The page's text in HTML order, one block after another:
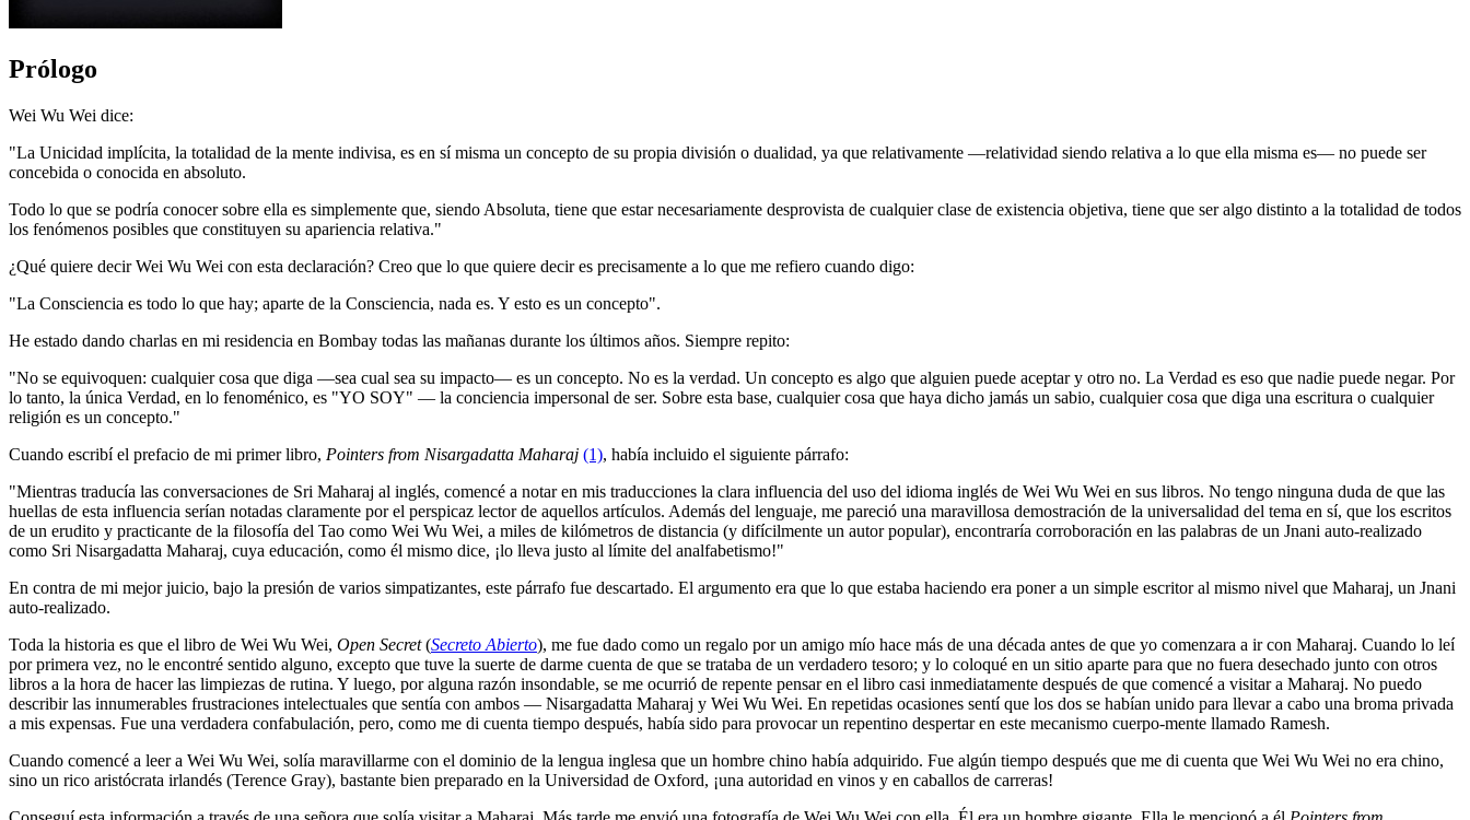
Prólogo
Wei Wu Wei dice:
"La Unicidad implícita, la totalidad de la mente indivisa, es en sí misma un concepto de su propia división o dualidad, ya que relativamente ―relatividad siendo relativa a lo que ella misma es― no puede ser
concebida o conocida en absoluto.
Todo lo que se podría conocer sobre ella es simplemente que, siendo Absoluta, tiene que estar necesariamente desprovista de cualquier clase de existencia objetiva, tiene que ser algo distinto a la totalidad de todos
los fenómenos posibles que constituyen su apariencia relativa."
¿Qué quiere decir Wei Wu Wei con esta declaración? Creo que lo que quiere decir es precisamente a lo que me refiero cuando digo:
"La Consciencia es todo lo que hay; aparte de la Consciencia, nada es. Y esto es un concepto".
He estado dando charlas en mi residencia en Bombay todas las mañanas durante los últimos años. Siempre repito:
"No se equivoquen: cualquier cosa que diga ―sea cual sea su impacto― es un concepto. No es la verdad. Un concepto es algo que alguien puede aceptar y otro no. La Verdad es eso que nadie puede negar. Por
lo tanto, la única Verdad, en lo fenoménico, es "YO SOY" ― la conciencia impersonal de ser. Sobre esta base, cualquier cosa que haya dicho jamás un sabio, cualquier cosa que diga una escritura o cualquier
religión es un concepto."
Cuando escribí el prefacio de mi primer libro, Pointers from Nisargadatta Maharaj (1), había incluido el siguiente párrafo:
"Mientras traducía las conversaciones de Sri Maharaj al inglés, comencé a notar en mis traducciones la clara influencia del uso del idioma inglés de Wei Wu Wei en sus libros. No tengo ninguna duda de que las
huellas de esta influencia serían notadas claramente por el perspicaz lector de aquellos artículos. Además del lenguaje, me pareció una maravillosa demostración de la universalidad del tema en sí, que los escritos
de un erudito y practicante de la filosofía del Tao como Wei Wu Wei, a miles de kilómetros de distancia (y difícilmente un autor popular), encontraría corroboración en las palabras de un Jnani auto-realizado
como Sri Nisargadatta Maharaj, cuya educación, como él mismo dice, ¡lo lleva justo al límite del analfabetismo!"
En contra de mi mejor juicio, bajo la presión de varios simpatizantes, este párrafo fue descartado. El argumento era que lo que estaba haciendo era poner a un simple escritor al mismo nivel que Maharaj, un Jnani
auto-realizado.
Toda la historia es que el libro de Wei Wu Wei, Open Secret(Secreto Abierto), me fue dado como un regalo por un amigo mío hace más de una década antes de que yo comenzara a ir con Maharaj. Cuando lo leí
por primera vez, no le encontré sentido alguno, excepto que tuve la suerte de darme cuenta de que se trataba de un verdadero tesoro; y lo coloqué en un sitio aparte para que no fuera desechado junto con otros
libros a la hora de hacer las limpiezas de rutina. Y luego, por alguna razón insondable, se me ocurrió de repente pensar en el libro casi inmediatamente después de que comencé a visitar a Maharaj. No puedo
describir las innumerables frustraciones intelectuales que sentía con ambos ― Nisargadatta Maharaj y Wei Wu Wei. En repetidas ocasiones sentí que los dos se habían unido para llevar a cabo una broma privada
a mis expensas. Fue una verdadera confabulación, pero, como me di cuenta tiempo después, había sido para provocar un repentino despertar en este mecanismo cuerpo-mente llamado Ramesh.
Cuando comencé a leer a Wei Wu Wei, solía maravillarme con el dominio de la lengua inglesa que un hombre chino había adquirido. Fue algún tiempo después que me di cuenta que Wei Wu Wei no era chino,
sino un rico aristócrata irlandés (Terence Gray), bastante bien preparado en la Universidad de Oxford, ¡una autoridad en vinos y en caballos de carreras!